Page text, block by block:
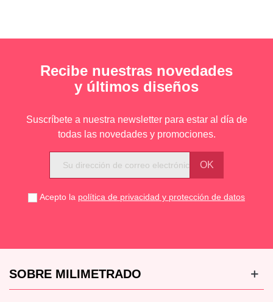
Recibe nuestras novedades
y últimos diseños
Suscríbete a nuestra newsletter para estar al día de
todas las novedades y promociones.
Acepto la política de privacidad y protección de datos
SOBRE MILIMETRADO